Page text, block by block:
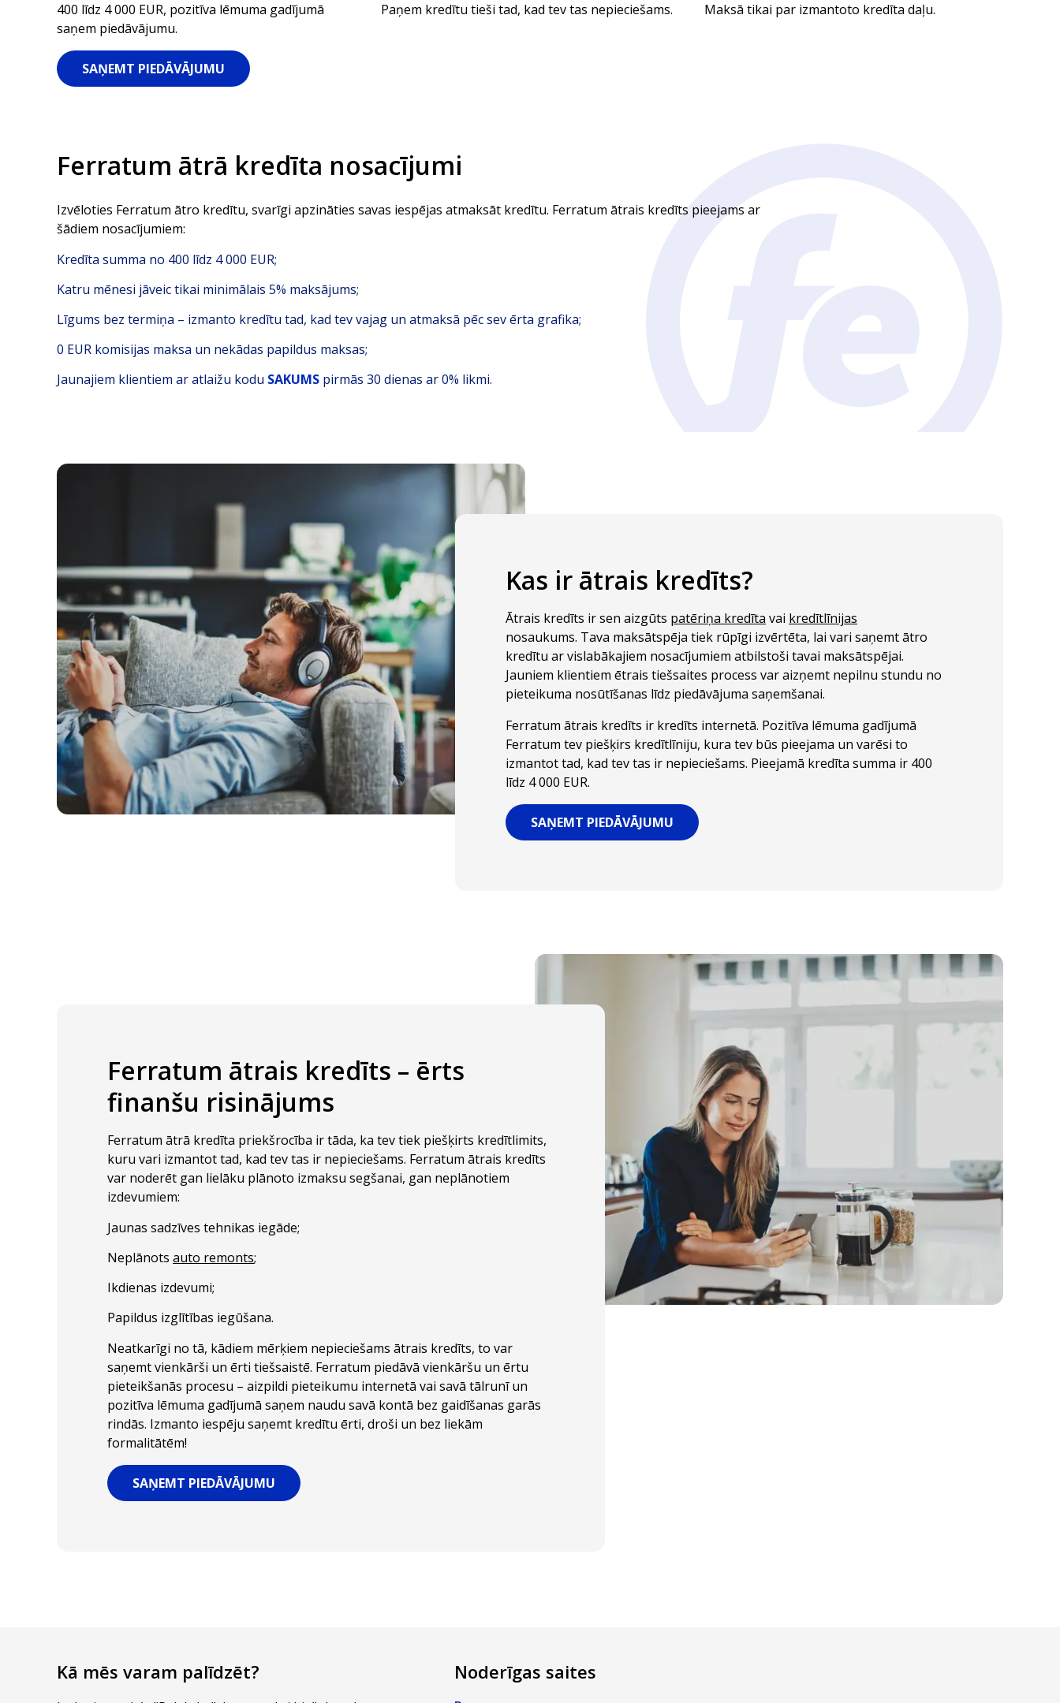
400 līdz 4 000 EUR, pozitīva lēmuma gadījumā
saņem piedāvājumu.
Paņem kredītu tieši tad, kad tev tas nepieciešams. Maksā tikai par izmantoto kredīta daļu.
SAŅEMT PIEDĀVĀJUMU
Ferratum ātrā kredīta nosacījumi
Izvēloties Ferratum ātro kredītu, svarīgi apzināties savas iespējas atmaksāt kredītu. Ferratum ātrais kredīts pieejams ar
šādiem nosacījumiem:
Kredīta summa no 400 līdz 4 000 EUR;
Katru mēnesi jāveic tikai minimālais 5% maksājums;
Līgums bez termiņa – izmanto kredītu tad, kad tev vajag un atmaksā pēc sev ērta grafika;
0 EUR komisijas maksa un nekādas papildus maksas;
Jaunajiem klientiem ar atlaižu kodu SAKUMS pirmās 30 dienas ar 0% likmi.
Kas ir ātrais kredīts?
Ātrais kredīts ir sen aizgūts patēriņa kredīta vai kredītlīnijas
nosaukums. Tava maksātspēja tiek rūpīgi izvērtēta, lai vari saņemt ātro
kredītu ar vislabākajiem nosacījumiem atbilstoši tavai maksātspējai.
Jauniem klientiem ētrais tiešsaites process var aizņemt nepilnu stundu no
pieteikuma nosūtīšanas līdz piedāvājuma saņemšanai.
Ferratum ātrais kredīts ir kredīts internetā. Pozitīva lēmuma gadījumā
Ferratum tev piešķirs kredītlīniju, kura tev būs pieejama un varēsi to
izmantot tad, kad tev tas ir nepieciešams. Pieejamā kredīta summa ir 400
līdz 4 000 EUR.
SAŅEMT PIEDĀVĀJUMU
Ferratum ātrais kredīts – ērts
finanšu risinājums
Ferratum ātrā kredīta priekšrocība ir tāda, ka tev tiek piešķirts kredītlimits,
kuru vari izmantot tad, kad tev tas ir nepieciešams. Ferratum ātrais kredīts
var noderēt gan lielāku plānoto izmaksu segšanai, gan neplānotiem
izdevumiem:
Jaunas sadzīves tehnikas iegāde;
Neplānots auto remonts;
Ikdienas izdevumi;
Papildus izglītības iegūšana.
Neatkarīgi no tā, kādiem mērķiem nepieciešams ātrais kredīts, to var
saņemt vienkārši un ērti tiešsaistē. Ferratum piedāvā vienkāršu un ērtu
pieteikšanās procesu – aizpildi pieteikumu internetā vai savā tālrunī un
pozitīva lēmuma gadījumā saņem naudu savā kontā bez gaidīšanas garās
rindās. Izmanto iespēju saņemt kredītu ērti, droši un bez liekām
formalitātēm!
SAŅEMT PIEDĀVĀJUMU
Kā mēs varam palīdzēt? Noderīgas saites